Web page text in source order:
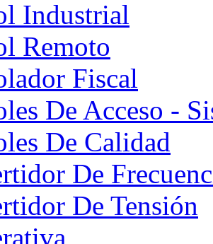
Industrial
Remoto
Fiscal
De Acceso -
De Calidad
De
De Tensión